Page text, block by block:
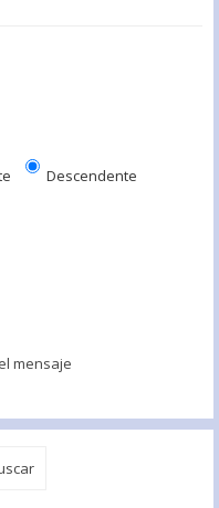
Descendente
mensaje